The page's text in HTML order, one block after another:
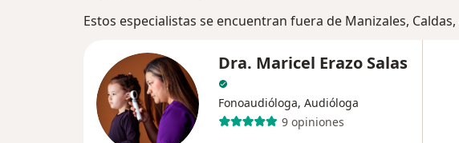
Estos especialistas se encuentran fuera de Manizales,
Dra. Maricel Erazo Salas
Fonoaudióloga, Audióloga
9 opiniones